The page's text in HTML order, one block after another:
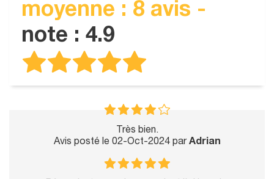
moyenne : 8 avis -
note : 4.9
Très bien.
Avis posté le 02-Oct-2024 parAdrian